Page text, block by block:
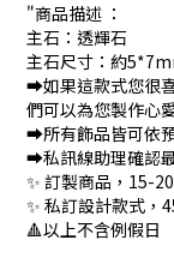
"商品描述 ：
主石：透輝石
主石尺寸：約
➡️如果這款式您很
們可以為您製作心
➡️所有飾品皆可依
➡️私訊線助理確認
✨ 訂製商品，15-
✨ 私訂設計款式，
🔺以上不含例假日